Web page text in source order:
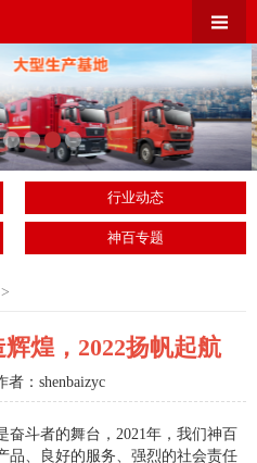
行业动态
神百专题
>
煌，2022扬帆起航
：shenbaizyc
斗者的舞台，2021年，我们神百
品、良好的服务、强烈的社会责任